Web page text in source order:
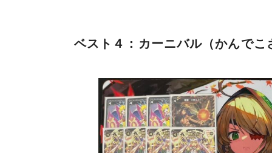
ベスト４：カーニバル（かんでこ